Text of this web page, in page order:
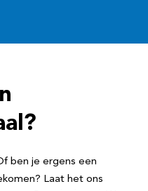
ben je ergens een
Laat het ons